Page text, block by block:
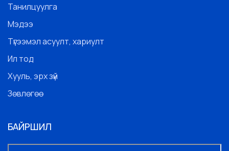
Танилцуулга
Мэдээ
Түгээмэл асуулт, хариулт
Ил тод
Хууль, эрх зүй
Зөвлөгөө
БАЙРШИЛ